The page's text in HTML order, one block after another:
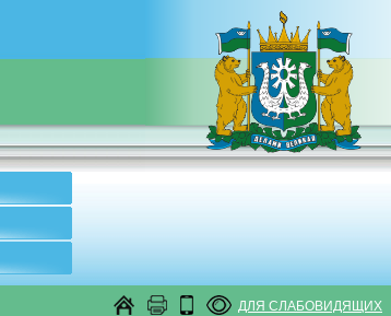
ДЛЯ СЛАБОВИДЯЩИХ